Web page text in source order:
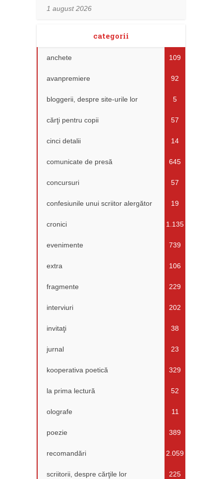
1 august 2026
categorii
anchete 109
avanpremiere 92
bloggerii, despre site-urile lor 5
cărţi pentru copii 57
cinci detalii 14
comunicate de presă 645
concursuri 57
confesiunile unui scriitor alergător 19
cronici 1.135
evenimente 739
extra 106
fragmente 229
interviuri 202
invitaţi 38
jurnal 23
kooperativa poetică 329
la prima lectură 52
olografe 11
poezie 389
recomandări 2.059
scriitorii, despre cărţile lor 225